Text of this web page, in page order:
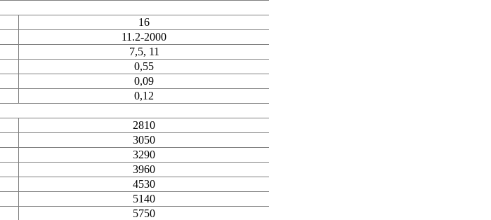
16
11.2-2000
7,5, 11
0,55
0,09
0,12
2810
3050
3290
3960
4530
5140
5750